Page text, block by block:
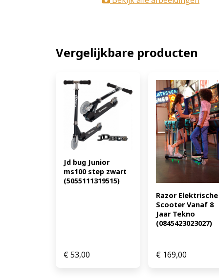
Vergelijkbare producten
Jd bug Junior
ms100 step zwart
(5055111319515)
€53,00
Razor Elektrische
Scooter Vanaf 8
Jaar Tekno
(0845423023027)
€169,00